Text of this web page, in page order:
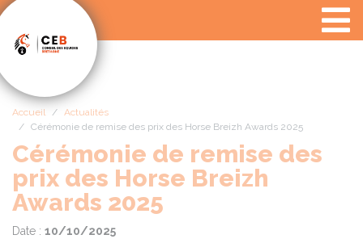
Accueil
Actualités
Cérémonie de remise des prix des Horse Breizh Awards 2025
Cérémonie de remise des
prix des Horse Breizh
Awards 2025
Date : 10/10/2025
Panneau de gestion des cookies